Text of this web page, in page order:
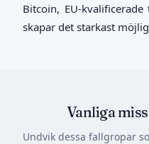
Bitcoin, EU-
skapar det starkast
Vanliga
Undvik dessa fallgropar